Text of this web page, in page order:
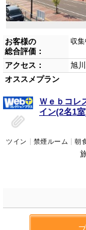
お客様の
総合評価：
収集
アクセス：
旭
オススメプラン
Ｗｅｂコレ
イン(2名1
ツイン 禁煙ルーム 朝